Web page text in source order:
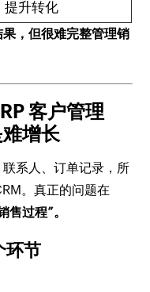
提升转化
，但很难完整管理销
客户管理
增长
系人、订单记录，所
。真正的问题在
售过程”。
环节